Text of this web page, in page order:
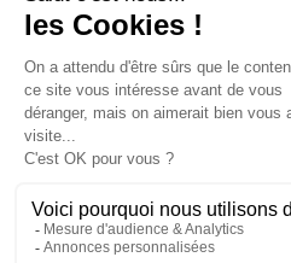
NOUS SUIVRE :
CONDITIONS GÉNÉRALES DE VENTE
POLITIQUE DE CONFIDENTIALITÉ